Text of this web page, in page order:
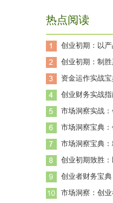
热点阅读
创业初期：以
创业初期：制
资金运作实战
创业财务实战
市场洞察实战
市场洞察宝典
市场洞察宝典
创业初期致胜
创业者财务宝
市场洞察：创